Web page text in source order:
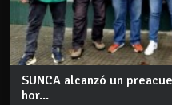
SUNCA alcanzó un
hor...